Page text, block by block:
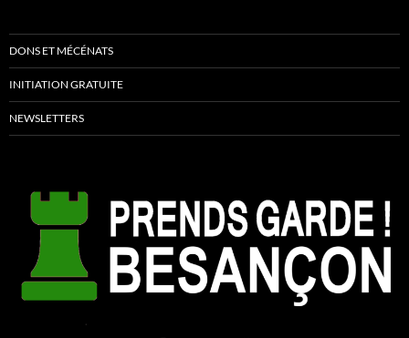
DONS ET MÉCÉNATS
INITIATION GRATUITE
NEWSLETTERS